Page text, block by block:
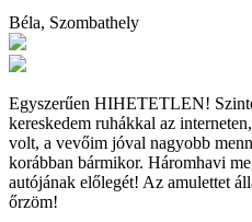
Béla, Szombathely
Egyszerűen HIHETETLEN!
kereskedem ruhákkal az
volt, a vevőim jóval nagyobb
korábban bármikor. Háromhavi
autójának előlegét! Az amulettet
őrzöm!